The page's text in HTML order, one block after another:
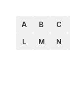
A B C
L M N